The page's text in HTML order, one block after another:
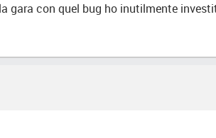
gara con quel bug ho inutilmente